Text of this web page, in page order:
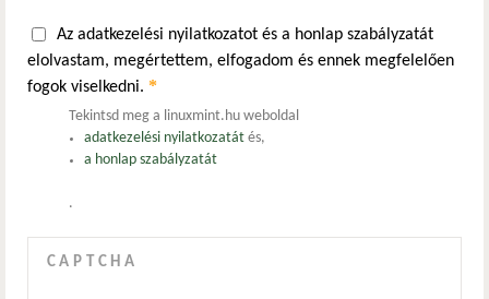
Az adatkezelési nyilatkozatot és a honlap szabályzatát
elolvastam, megértettem, elfogadom és ennek megfelelően
fogok viselkedni. *
Tekintsd meg a linuxmint.hu weboldal
adatkezelési nyilatkozatátés,
a honlap szabályzatát
.
CAPTCHA